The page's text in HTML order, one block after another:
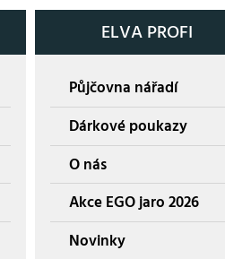
ELVA PROFI
Půjčovna nářadí
Dárkové poukazy
O nás
Akce EGO jaro 2026
Novinky